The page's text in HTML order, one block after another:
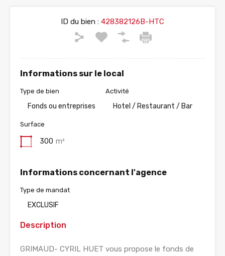
ID du bien : 428382126B-HTC
Informations sur le local
Type de bien
Fonds ou entreprises
Activité
Hotel / Restaurant / Bar
Surface
300 m²
Informations concernant l'agence
Type de mandat
EXCLUSIF
Description
GRIMAUD- CYRIL HUET vous propose le fonds de